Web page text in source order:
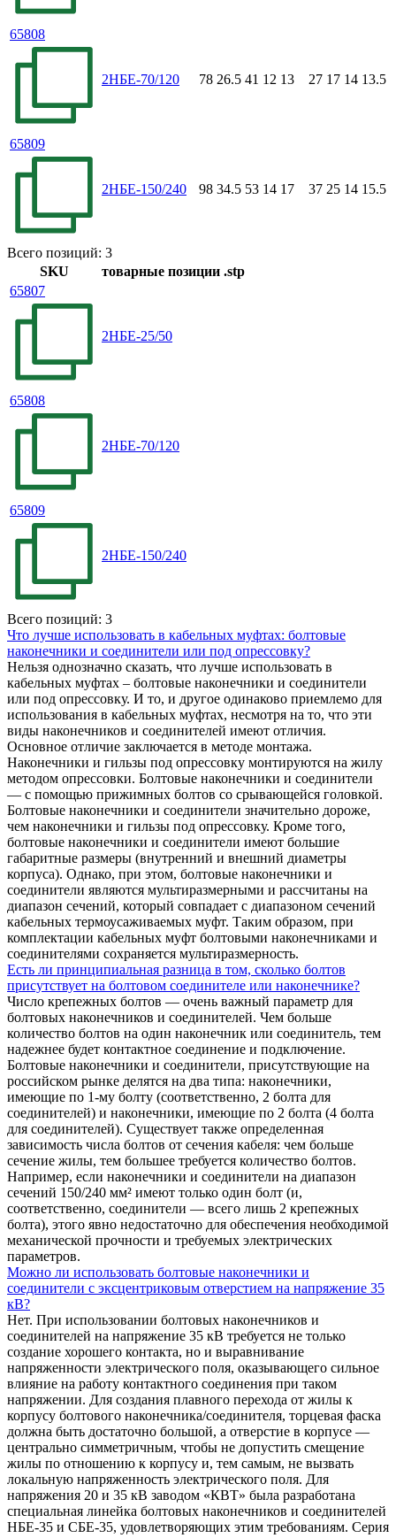
65808
2НБЕ-70/120 78 26.5 41 12 13 27 17 14 13.5
65809
2НБЕ-150/240 98 34.5 53 14 17 37 25 14 15.5
Всего позиций: 3
SKU
товарные позиции .stp
65807
2НБЕ-25/50
65808
2НБЕ-70/120
65809
2НБЕ-150/240
Всего позиций: 3
Что лучше использовать в кабельных муфтах: болтовые
наконечники и соединители или под опрессовку?
Нельзя однозначно сказать, что лучше использовать в
кабельных муфтах – болтовые наконечники и соединители
или под опрессовку. И то, и другое одинаково приемлемо для
использования в кабельных муфтах, несмотря на то, что эти
виды наконечников и соединителей имеют отличия.
Основное отличие заключается в методе монтажа.
Наконечники и гильзы под опрессовку монтируются на жилу
методом опрессовки. Болтовые наконечники и соединители
— c помощью прижимных болтов со срывающейся головкой.
Болтовые наконечники и соединители значительно дороже,
чем наконечники и гильзы под опрессовку. Кроме того,
болтовые наконечники и соединители имеют большие
габаритные размеры (внутренний и внешний диаметры
корпуса). Однако, при этом, болтовые наконечники и
соединители являются мультиразмерными и рассчитаны на
диапазон сечений, который совпадает с диапазоном сечений
кабельных термоусаживаемых муфт. Таким образом, при
комплектации кабельных муфт болтовыми наконечниками и
соединителями сохраняется мультиразмерность.
Есть ли принципиальная разница в том, сколько болтов
присутствует на болтовом соединителе или наконечнике?
Число крепежных болтов — очень важный параметр для
болтовых наконечников и соединителей. Чем больше
количество болтов на один наконечник или соединитель, тем
надежнее будет контактное соединение и подключение.
Болтовые наконечники и соединители, присутствующие на
российском рынке делятся на два типа: наконечники,
имеющие по 1-му болту (соответственно, 2 болта для
соединителей) и наконечники, имеющие по 2 болта (4 болта
для соединителей). Существует также определенная
зависимость числа болтов от сечения кабеля: чем больше
сечение жилы, тем большее требуется количество болтов.
Например, если наконечники и соединители на диапазон
сечений 150/240 мм² имеют только один болт (и,
соответственно, соединители — всего лишь 2 крепежных
болта), этого явно недостаточно для обеспечения необходимой
механической прочности и требуемых электрических
параметров.
Можно ли использовать болтовые наконечники и
соединители с эксцентриковым отверстием на напряжение 35
кВ?
Нет. При использовании болтовых наконечников и
соединителей на напряжение 35 кВ требуется не только
создание хорошего контакта, но и выравнивание
напряженности электрического поля, оказывающего сильное
влияние на работу контактного соединения при таком
напряжении. Для создания плавного перехода от жилы к
корпусу болтового наконечника/соединителя, торцевая фаска
должна быть достаточно большой, а отверстие в корпусе —
центрально симметричным, чтобы не допустить смещение
жилы по отношению к корпусу и, тем самым, не вызвать
локальную напряженность электрического поля. Для
напряжения 20 и 35 кВ заводом «КВТ» была разработана
специальная линейка болтовых наконечников и соединителей
НБЕ-35 и СБЕ-35, удовлетворяющих этим требованиям. Серия